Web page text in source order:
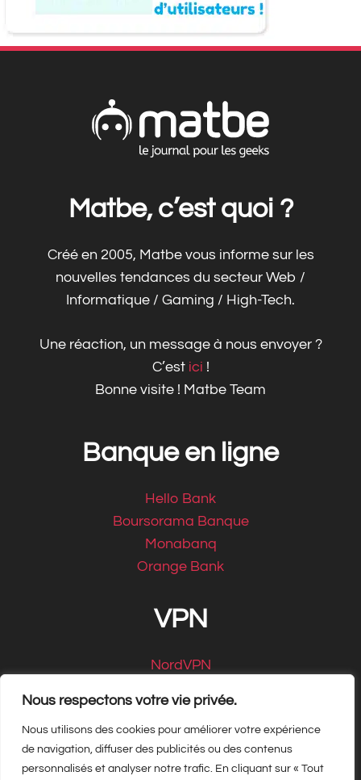
Nous respectons votre vie privée.
Nous utilisons des cookies pour améliorer votre expérience
de navigation, diffuser des publicités ou des contenus
personnalisés et analyser notre trafic. En cliquant sur « Tout
Matbe, c’est quoi ?
Créé en 2005, Matbe vous informe sur les
nouvelles tendances du secteur Web /
Informatique / Gaming / High-Tech.
Une réaction, un message à nous envoyer ?
C’est ici !
Bonne visite ! Matbe Team
Banque en ligne
Hello Bank
Boursorama Banque
Monabanq
Orange Bank
VPN
NordVPN
Copyright Matbe.com 2026, tous droits